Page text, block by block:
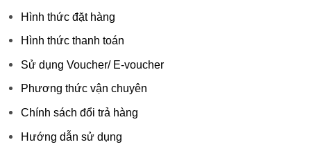
Hình thức đặt hàng
Hình thức thanh toán
Sử dụng Voucher/ E-voucher
Phương thức vận chuyên
Chính sách đổi trả hàng
Hướng dẫn sử dụng